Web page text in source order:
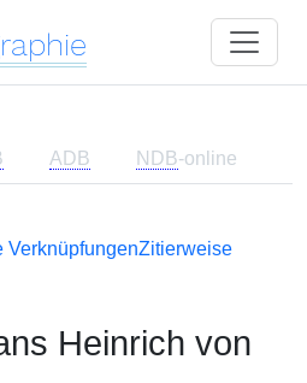
ADB NDB-online
VerknüpfungenZitierweise
Heinrich von